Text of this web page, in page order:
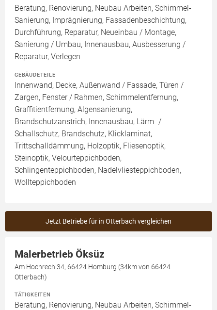
Beratung, Renovierung, Neubau Arbeiten, Schimmel-
Sanierung, Imprägnierung, Fassadenbeschichtung,
Durchführung, Reparatur, Neueinbau / Montage,
Sanierung / Umbau, Innenausbau, Ausbesserung /
Reparatur, Verlegen
GEBÄUDETEILE
Innenwand, Decke, Außenwand / Fassade, Türen /
Zargen, Fenster / Rahmen, Schimmelentfernung,
Graffitientfernung, Algensanierung,
Brandschutzanstrich, Innenausbau, Lärm- /
Schallschutz, Brandschutz, Klicklaminat,
Trittschalldämmung, Holzoptik, Fliesenoptik,
Steinoptik, Velourteppichboden,
Schlingenteppichboden, Nadelvliesteppichboden,
Wollteppichboden
Jetzt Betriebe für in Otterbach vergleichen
Malerbetrieb Öksüz
Am Hochrech 34, 66424 Homburg (34km von 66424
Otterbach)
TÄTIGKEITEN
Beratung, Renovierung, Neubau Arbeiten, Schimmel-